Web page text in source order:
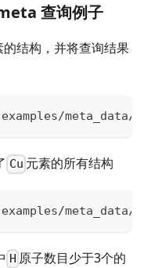
查询例子
的结构，并将查询结果
meta_data/
Cu 元素的所有结构
meta_data/
H 原子数目少于3个的